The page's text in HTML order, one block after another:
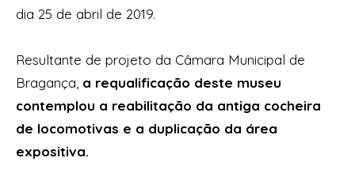
dia 25 de abril de 2019.
Resultante de projeto da Câmara Municipal de
Bragança, a requalificação deste museu
contemplou a reabilitação da antiga cocheira
de locomotivas e a duplicação da área
expositiva.